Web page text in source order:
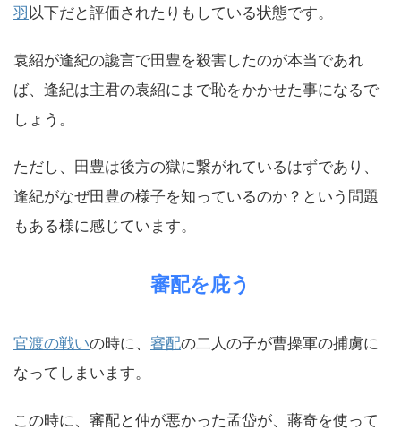
羽 以下だと評価されたりもしている状態です。
袁紹が逢紀の讒言で田豊を殺害したのが本当であれ
ば、逢紀は主君の袁紹にまで恥をかかせた事になるで
しょう。
ただし、田豊は後方の獄に繋がれているはずであり、
逢紀がなぜ田豊の様子を知っているのか？という問題
もある様に感じています。
審配を庇う
官渡の戦いの時に、 審配の二人の子が曹操軍の捕虜に
なってしまいます。
この時に、審配と仲が悪かった孟岱が、蔣奇を使って